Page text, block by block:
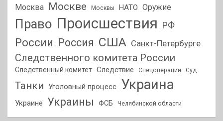
Москва Москве Москвы НАТО Оружие
Право Происшествия РФ
России Россия США Санкт-Петербурге
Следственного комитета России
Следственный комитет Следствие Спецоперации Суд
Танки Уголовный процесс Украина
Украине Украины ФСБ Челябинской области